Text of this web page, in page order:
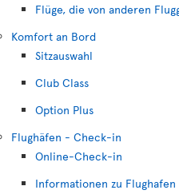
Flüge, die von anderen
Komfort an Bord
Sitzauswahl
Club Class
Option Plus
Flughäfen - Check-in
Online-Check-in
Informationen zu Flughafen